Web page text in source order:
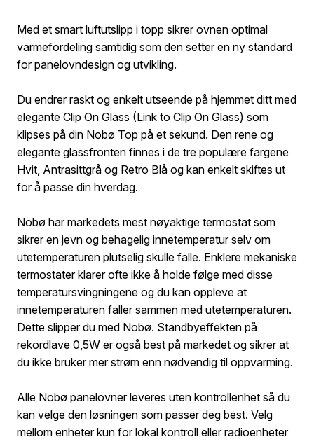
Med et smart luftutslipp i topp sikrer ovnen optimal
varmefordeling samtidig som den setter en ny standard
for panelovndesign og utvikling.
Du endrer raskt og enkelt utseende på hjemmet ditt med
elegante Clip On Glass (Link to Clip On Glass) som
klipses på din Nobø Top på et sekund. Den rene og
elegante glassfronten finnes i de tre populære fargene
Hvit, Antrasittgrå og Retro Blå og kan enkelt skiftes ut
for å passe din hverdag.
Nobø har markedets mest nøyaktige termostat som
sikrer en jevn og behagelig innetemperatur selv om
utetemperaturen plutselig skulle falle. Enklere mekaniske
termostater klarer ofte ikke å holde følge med disse
temperatursvingningene og du kan oppleve at
innetemperaturen faller sammen med utetemperaturen.
Dette slipper du med Nobø. Standbyeffekten på
rekordlave 0,5W er også best på markedet og sikrer at
du ikke bruker mer strøm enn nødvendig til oppvarming.
Alle Nobø panelovner leveres uten kontrollenhet så du
kan velge den løsningen som passer deg best. Velg
mellom enheter kun for lokal kontroll eller radioenheter